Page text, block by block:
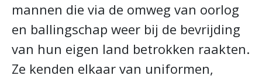
mannen die via de omweg van oorlog
en ballingschap weer bij de bevrijding
van hun eigen land betrokken raakten.
Ze kenden elkaar van uniformen,